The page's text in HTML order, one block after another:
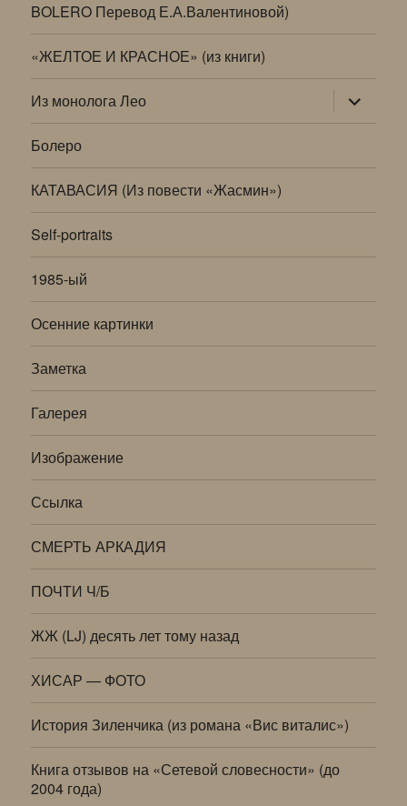
BOLERO Перевод Е.А.Валентиновой)
«ЖЕЛТОЕ И КРАСНОЕ» (из книги)
Из монолога Лео раскрыть
дочернее
меню
Болеро
КАТАВАСИЯ (Из повести «Жасмин»)
Self-portraits
1985-ый
Осенние картинки
Заметка
Галерея
Изображение
Ссылка
СМЕРТЬ АРКАДИЯ
ПОЧТИ Ч/Б
ЖЖ (LJ) десять лет тому назад
ХИСАР — ФОТО
История Зиленчика (из романа «Вис виталис»)
Книга отзывов на «Сетевой словесности» (до
2004 года)